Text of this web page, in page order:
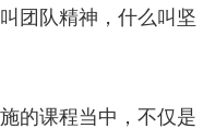
团队精神，什么叫坚
的课程当中，不仅是